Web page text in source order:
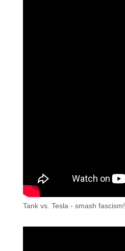
Tank vs. Tesla - smash fascism!